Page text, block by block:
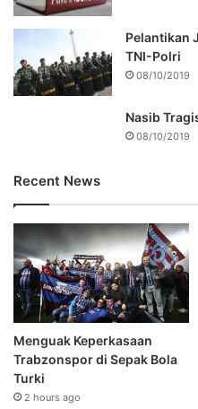
Pelantikan
TNI-Polri
08/10/2019
Nasib
08/10/2019
Recent News
Menguak Keperkasaan
Trabzonspor di Sepak Bola
Turki
2 hours ago